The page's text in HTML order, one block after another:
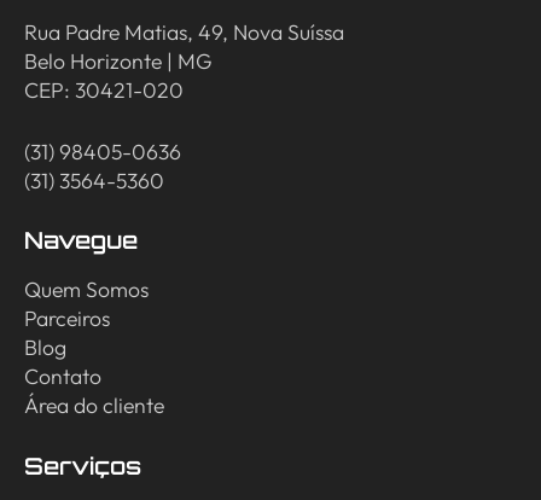
Rua Padre Matias, 49, Nova Suíssa
Belo Horizonte | MG
CEP: 30421-020
(31) 98405-0636
(31) 3564-5360
Navegue
Quem Somos
Parceiros
Blog
Contato
Área do cliente
Serviços